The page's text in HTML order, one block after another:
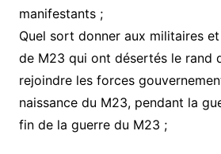
manifestants ;
Quel sort donner aux militaires
de M23 qui ont désertés le rand
rejoindre les forces
naissance du M23, pendant la
fin de la guerre du M23 ;